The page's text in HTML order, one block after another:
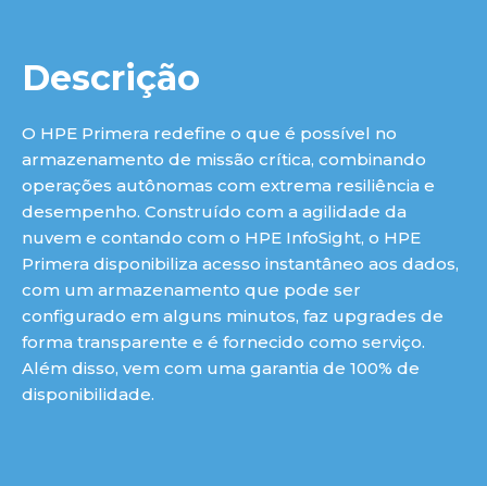
Descrição
O HPE Primera redefine o que é possível no
armazenamento de missão crítica, combinando
operações autônomas com extrema resiliência e
desempenho. Construído com a agilidade da
nuvem e contando com o HPE InfoSight, o HPE
Primera disponibiliza acesso instantâneo aos dados,
com um armazenamento que pode ser
configurado em alguns minutos, faz upgrades de
forma transparente e é fornecido como serviço.
Além disso, vem com uma garantia de 100% de
disponibilidade.